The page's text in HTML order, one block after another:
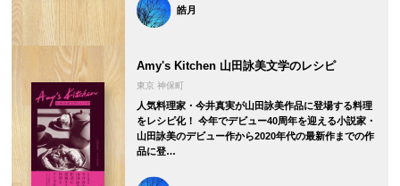
皓月
Amy's Kitchen 山田詠美文学のレシピ
東京 神保町
人気料理家・今井真実が山田詠美作品に登場する料理
をレシピ化！ 今年でデビュー40周年を迎える小説家・
山田詠美のデビュー作から2020年代の最新作までの作
品に登…